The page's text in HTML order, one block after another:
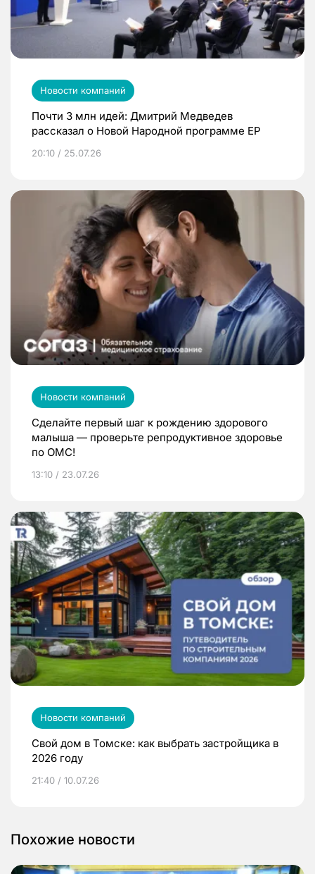
Новости компаний
Почти 3 млн идей: Дмитрий Медведев
рассказал о Новой Народной программе ЕР
20:10 / 25.07.26
Новости компаний
Сделайте первый шаг к рождению здорового
малыша — проверьте репродуктивное здоровье
по ОМС!
13:10 / 23.07.26
Новости компаний
Свой дом в Томске: как выбрать застройщика в
2026 году
21:40 / 10.07.26
Похожие новости